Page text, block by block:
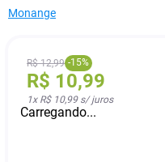
Monange
R$ 12,99 -15%
R$ 10,99
1x R$ 10,99s/ juros
Carregando...